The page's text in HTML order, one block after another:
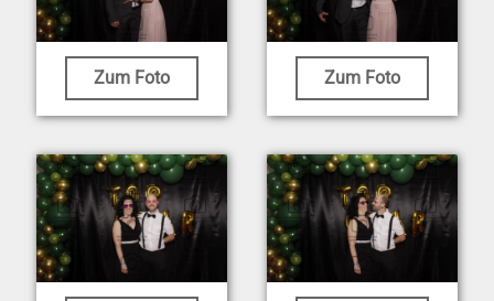
Zum Foto Zum Foto